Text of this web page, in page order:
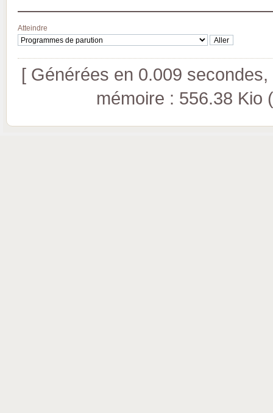
Atteindre
[ Générées en 0.009
mémoire : 556.38 Kio